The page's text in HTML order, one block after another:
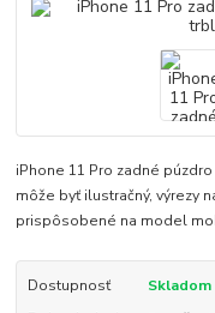
iPhone 11 Pro zadné
môže byť ilustračný, výrezy
prispôsobené na model
Dostupnosť
Skladom